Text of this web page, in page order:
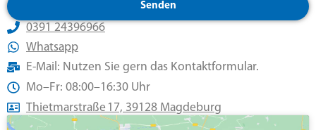
Senden
0391 24396966
Whatsapp
E-Mail: Nutzen Sie gern das Kontaktformular.
Mo–Fr: 08:00–16:30 Uhr
Thietmarstraße 17, 39128 Magdeburg